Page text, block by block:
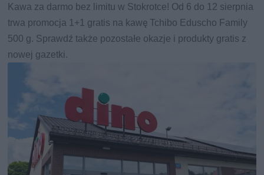
Kawa za darmo bez limitu w Stokrotce! Od 6 do 12 sierpnia
trwa promocja 1+1 gratis na kawę Tchibo Eduscho Family
500 g. Sprawdź także pozostałe okazje i produkty gratis z
nowej gazetki.